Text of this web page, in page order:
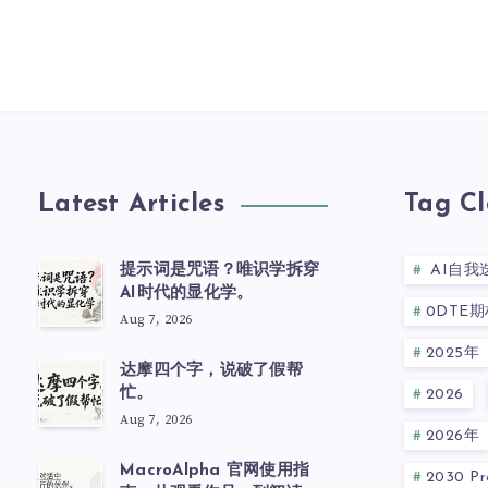
Latest Articles
提示词是咒语？唯识学拆穿
AI时代的显化学。
Aug 7, 2026
达摩四个字，说破了假帮
忙。
Aug 7, 2026
MacroAlpha 官网使用指
Tag
AI自我
0DTE期
2025年
2026
2026年
2030